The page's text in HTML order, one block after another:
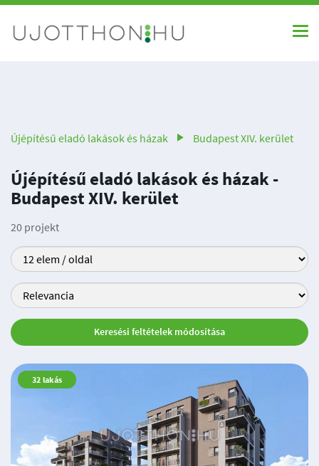
Újépítésű eladó lakások és házak Budapest XIV. kerület
Újépítésű eladó lakások és házak -
Budapest XIV. kerület
20 projekt
Keresési feltételek módosítása
32 lakás